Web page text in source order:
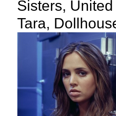
Sisters,
Tara,